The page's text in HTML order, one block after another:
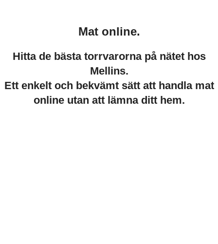
Mat online.
Hitta de bästa torrvarorna på nätet hos
Mellins.
Ett enkelt och bekvämt sätt att handla mat
online utan att lämna ditt hem.